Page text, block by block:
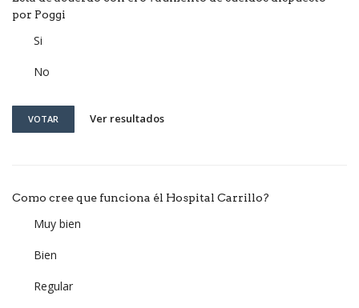
por Poggi
Si
No
VOTAR Ver resultados
Como cree que funciona él Hospital Carrillo?
Muy bien
Bien
Regular